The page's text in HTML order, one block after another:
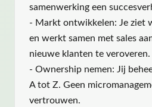
samenwerking een
- Markt ontwikkelen: Je ziet
en werkt samen met sales
nieuwe klanten te veroveren.
- Ownership nemen: Jij
A tot Z. Geen
vertrouwen.